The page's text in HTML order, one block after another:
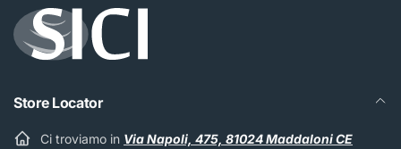
Store Locator
Ci troviamo in Via Napoli, 475, 81024 Maddaloni CE